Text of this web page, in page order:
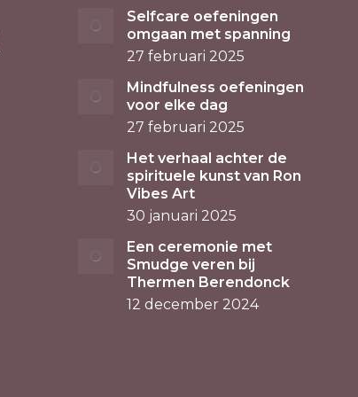
Selfcare oefeningen
omgaan met spanning
27 februari 2025
Mindfulness oefeningen
voor elke dag
27 februari 2025
Het verhaal achter de
spirituele kunst van Ron
Vibes Art
30 januari 2025
Een ceremonie met
Smudge veren bij
Thermen Berendonck
12 december 2024